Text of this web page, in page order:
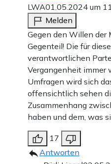
LWA01.05.2024 um
Melden
Gegen den Willen der
Gegenteil! Die für
verantwortlichen
Vergangenheit immer
Umfragen wird sich
offensichtlich sehen
Zusammenhang
haben und dem, was
17
Antworten